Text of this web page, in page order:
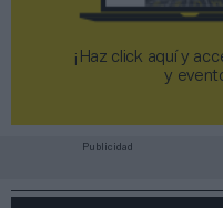
¡Haz click aquí y
y
Publicidad